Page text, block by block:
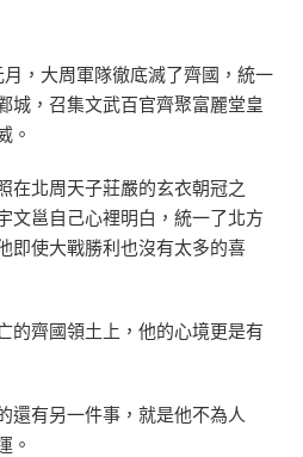
，大周軍隊徹底滅了齊國，統一
城，召集文武百官齊聚富麗堂皇
。
在北周天子莊嚴的玄衣朝冠之
文邕自己心裡明白，統一了北方
即使大戰勝利也沒有太多的喜
的齊國領土上，他的心境更是有
還有另一件事，就是他不為人
。